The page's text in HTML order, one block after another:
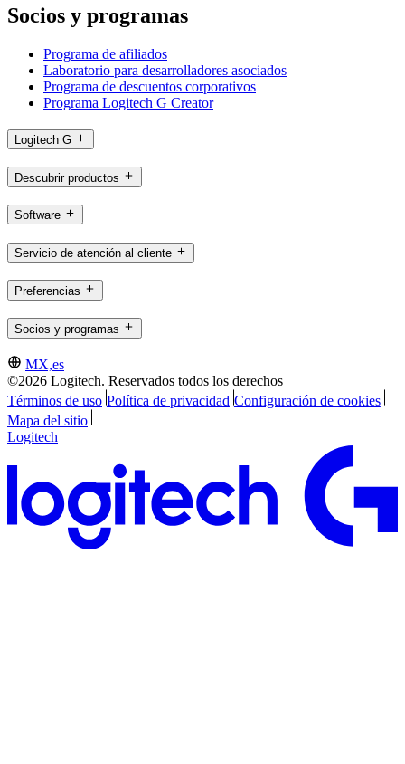
Socios y programas
Programa de afiliados
Laboratorio para desarrolladores asociados
Programa de descuentos corporativos
Programa Logitech G Creator
Logitech G
Descubrir productos
Software
Servicio de atención al cliente
Preferencias
Socios y programas
MX,es
©2026 Logitech. Reservados todos los derechos
Términos de uso Política de privacidad Configuración de cookies
Mapa del sitio
Logitech